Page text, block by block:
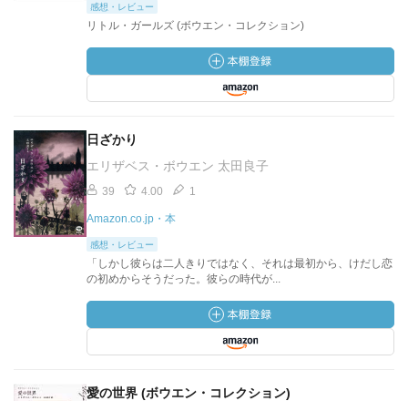
感想・レビュー
リトル・ガールズ (ボウエン・コレクション)
日ざかり
エリザベス・ボウエン 太田良子
39 4.00 1
Amazon.co.jp・本
感想・レビュー
「しかし彼らは二人きりではなく、それは最初から、けだし恋
の初めからそうだった。彼らの時代が...
愛の世界 (ボウエン・コレクション)